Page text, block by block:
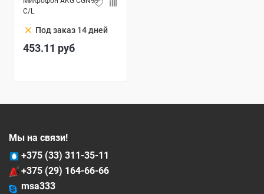
C/L
clear Под заказ 14 дней
453.11 руб
Мы на связи!
+375 (33) 311-35-11
+375 (29) 164-66-66
msa333